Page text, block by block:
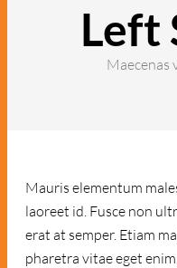
Left
Mauris elementum
laoreet id. Fusce non
erat at semper. Etiam
pharetra vitae eget enim.